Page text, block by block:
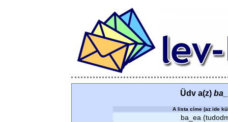
Üdv a(z)
A lista címe (az ide
ba_ea